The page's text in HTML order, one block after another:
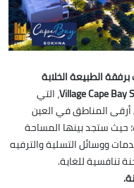
الطبيعة الخلابة
، التي
المناطق في العين
حيث ستجد بينها المساحة
ووسائل التسلية والترفيه
تنافسية للغاية.